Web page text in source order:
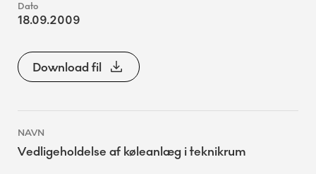
18.09.2009
Download fil
Vedligeholdelse af køleanlæg i teknikrum